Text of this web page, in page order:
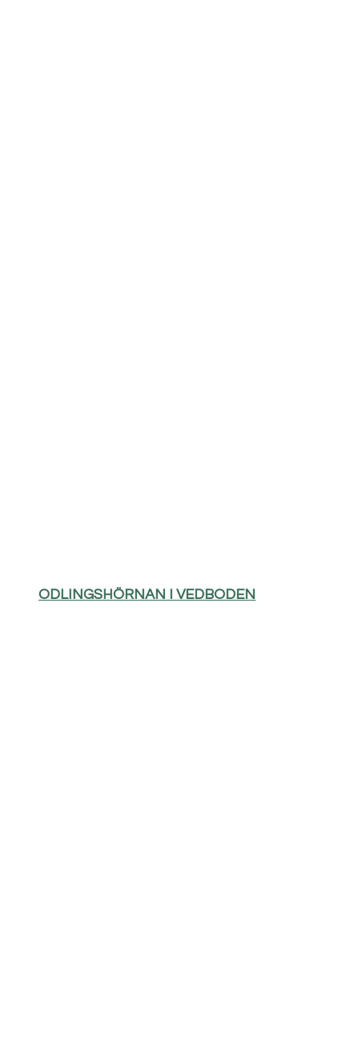
ODLINGSHÖRNAN I VEDBODEN